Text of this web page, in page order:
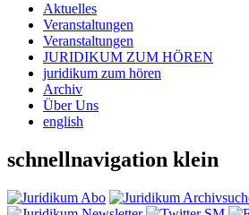
Aktuelles
Veranstaltungen
Veranstaltungen
JURIDIKUM ZUM HÖREN
juridikum zum hören
Archiv
Über Uns
english
schnellnavigation klein